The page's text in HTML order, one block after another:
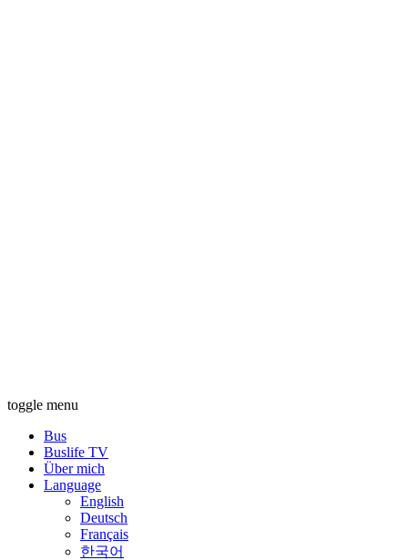
toggle menu
Bus
Buslife TV
Über mich
Language
English
Deutsch
Français
한국어